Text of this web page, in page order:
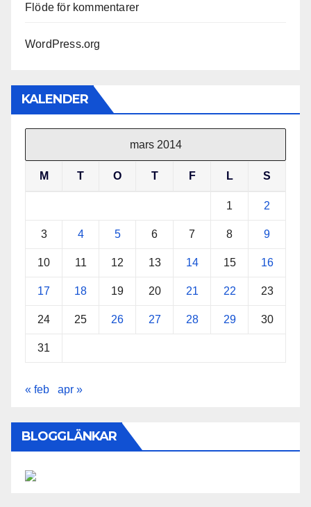
Flöde för kommentarer
WordPress.org
KALENDER
mars 2014
M T O T F L S
1 2
3 4 5 6 7 8 9
10 11 12 13 14 15 16
17 18 19 20 21 22 23
24 25 26 27 28 29 30
31
« feb apr »
BLOGGLÄNKAR